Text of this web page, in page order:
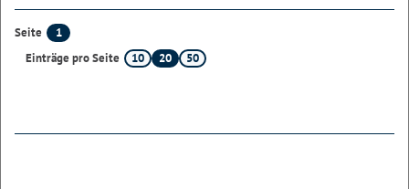
Seite
1
Einträge pro Seite
10 20 50